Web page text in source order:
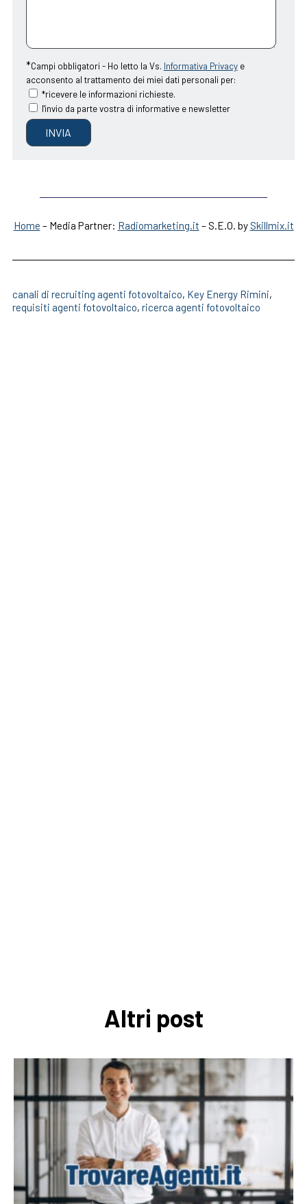
*Campi obbligatori - Ho letto la Vs. Informativa Privacye
acconsento al trattamento dei miei dati personali per:
*ricevere le informazioni richieste.
l'invio da parte vostra di informative e newsletter
Home – Media Partner: Radiomarketing.it – S.E.O. by Skillmix.it
canali di recruiting agenti fotovoltaico, Key Energy Rimini,
requisiti agenti fotovoltaico, ricerca agenti fotovoltaico
Altri post